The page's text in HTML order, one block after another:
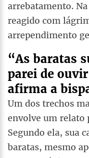
arrebatamento.
reagido com
arrependimento
“As baratas
parei de
afirma a
Um dos trechos
envolve um relato
Segundo ela, sua
baratas, mesmo